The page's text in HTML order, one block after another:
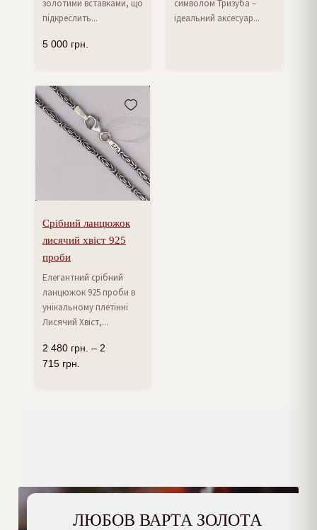
золотими вставками, що
підкреслить...
5 000 грн.
символом Тризуба –
ідеальний аксесуар...
Срібний ланцюжок
лисячий хвіст 925
проби
Елегантний срібний
ланцюжок 925 проби в
унікальному плетінні
Лисячий Хвіст,...
2 480 грн. – 2
715 грн.
ЛЮБОВ ВАРТА ЗОЛОТА